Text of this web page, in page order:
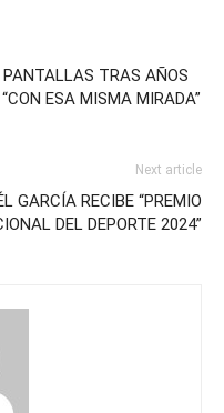
TRAS AÑOS
ESA MISMA MIRADA”
Next article
GARCÍA RECIBE “PREMIO
DEL DEPORTE 2024”